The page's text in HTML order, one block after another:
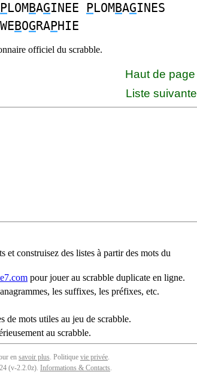
PLOMBAGINEE PLOMBAGINES
BOGRAPHIE
officiel du scrabble.
Haut de page
Liste suivante
et construisez des listes à partir des mots du
pour jouer au scrabble duplicate en ligne.
les suffixes, les préfixes, etc.
de mots utiles au jeu de scrabble.
au scrabble.
en savoir plus. Politique vie privée.
(v-2.2.0z). Informations & Contacts.